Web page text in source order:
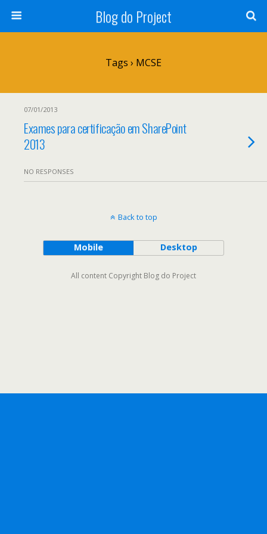
Blog do Project
Tags › MCSE
07/01/2013
Exames para certificação em SharePoint
2013
NO RESPONSES
Back to top
Mobile Desktop
All content Copyright Blog do Project